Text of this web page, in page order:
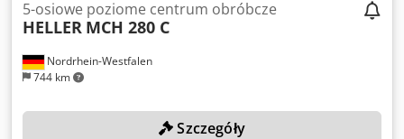
Nordrhein-Westfalen
744 km
5-osiowe poziome centrum obróbcze
HELLER MCH 280 C
Szczegóły